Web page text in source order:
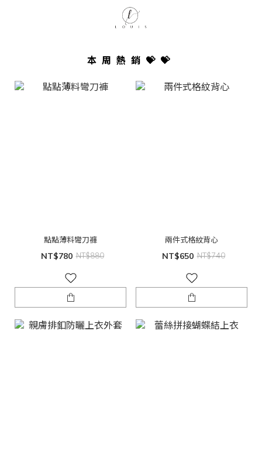
本周熱銷💝💝
點點薄料彎刀褲
NT$780 NT$880
兩件式格紋背心
NT$650 NT$740